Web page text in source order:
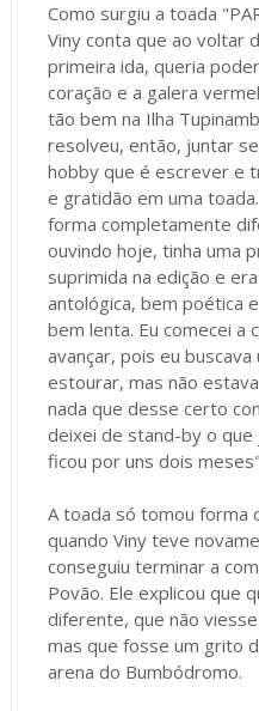
Como surgiu a toada
Viny conta que ao voltar
primeira ida, queria
coração e a galera
tão bem na Ilha
resolveu, então, juntar
hobby que é escrever e
e gratidão em uma
forma completamente
ouvindo hoje, tinha uma
suprimida na edição e
antológica, bem poética
bem lenta. Eu comecei a
avançar, pois eu
estourar, mas não
nada que desse certo
deixei de stand-by o
ficou por uns dois
A toada só tomou forma
quando Viny teve
conseguiu terminar a
Povão. Ele explicou que
diferente, que não
mas que fosse um grito
arena do Bumbódromo.